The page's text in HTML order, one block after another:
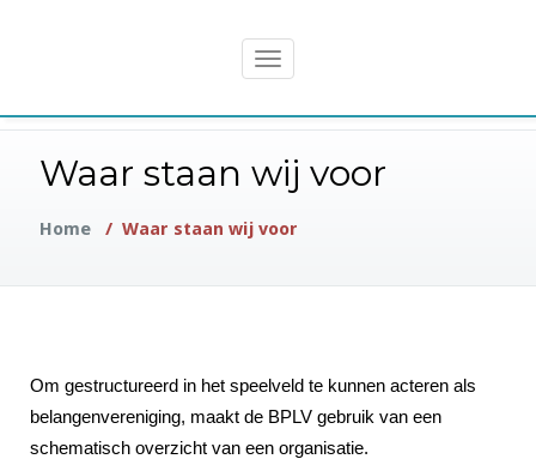
Belangenvereniging
Toggle
Waar staan wij voor
Home / Waar staan wij voor
Om gestructureerd in het speelveld te kunnen acteren als
belangenvereniging, maakt de BPLV gebruik van een
schematisch overzicht van een organisatie.